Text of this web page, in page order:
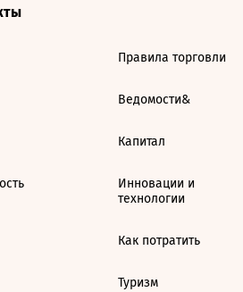
Правила торговли
Ведомости&
Капитал
Инновации и
технологии
Как потратить
Туризм